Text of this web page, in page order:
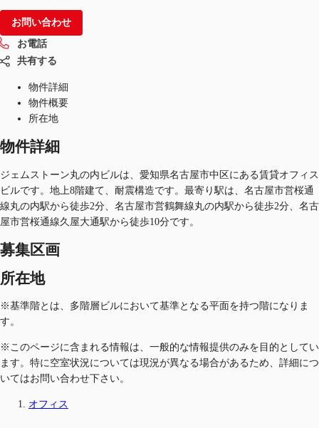
お問い合わせ
お電話
共有する
物件詳細
物件概要
所在地
物件詳細
ジェムストーン丸の内ビルは、愛知県名古屋市中区にある賃貸オフィス
ビルです。地上8階建て、耐震構造です。最寄り駅は、名古屋市営桜通
線丸の内駅から徒歩2分、名古屋市営鶴舞線丸の内駅から徒歩2分、名古
屋市営桜通線久屋大通駅から徒歩10分です。
募集区画
所在地
※基準階とは、多階層ビルにおいて基準となる平面を持つ階になりま
す。
※このページに含まれる情報は、一般的な情報提供のみを目的としてい
ます。特に空室状況については現況が異なる場合があるため、詳細につ
いてはお問い合わせ下さい。
オフィス